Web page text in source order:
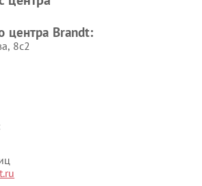
центра Brandt:
8с2